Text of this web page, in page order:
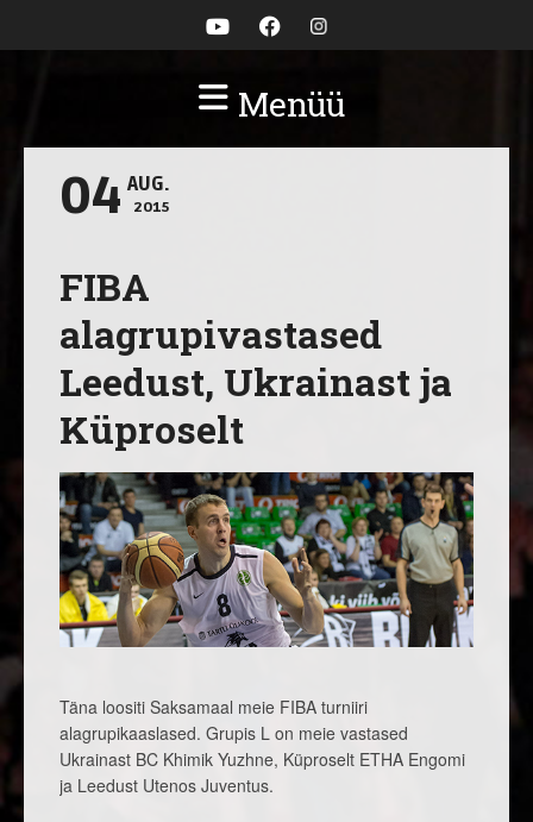
Menüü
04 AUG.
2015
FIBA
alagrupivastased
Leedust, Ukrainast ja
Küproselt
Täna loositi Saksamaal meie FIBA turniiri
alagrupikaaslased. Grupis L on meie vastased
Ukrainast BC Khimik Yuzhne, Küproselt ETHA Engomi
ja Leedust Utenos Juventus.